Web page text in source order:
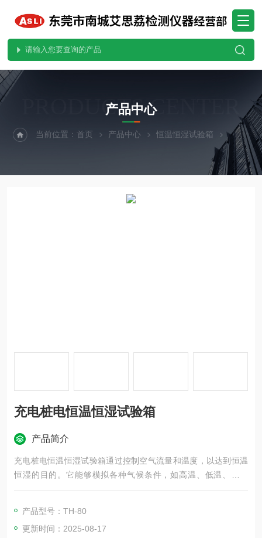
PRODUCTS CENTER
产品中心
当前位置：首页 产品中心 恒温恒湿试验箱 小型恒
充电桩电恒温恒湿试验箱
产品简介
充电桩电恒温恒湿试验箱通过控制空气流量和温度，以达到恒温
恒湿的目的。它能够模拟各种气候条件，如高温、低温、高湿
度、低湿度等，以检测材料、产品在不同环境下的性能变化。这
制品、金属、食品、化学、建材、医疗、航天等领域，用于测试
材料的耐热、耐寒、耐干、耐湿等性能。
产品型号：TH-80
更新时间：2025-08-17